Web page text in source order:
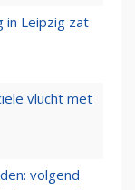
in Leipzig zat
vlucht met
volgend